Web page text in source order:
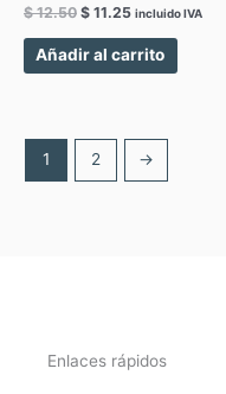
$12.50 $ 11.25 incluido IVA
Añadir al carrito
1 2 →
Enlaces rápidos